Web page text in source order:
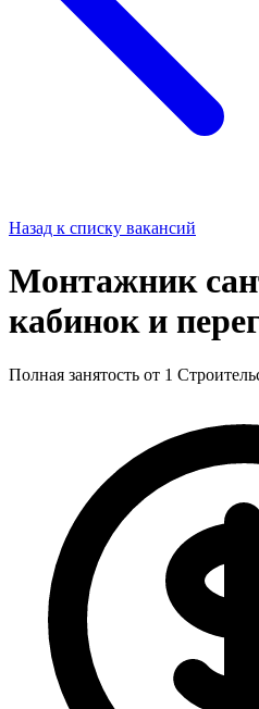
Назад к списку вакансий
Монтажник
кабинок и
Полная занятость от 1